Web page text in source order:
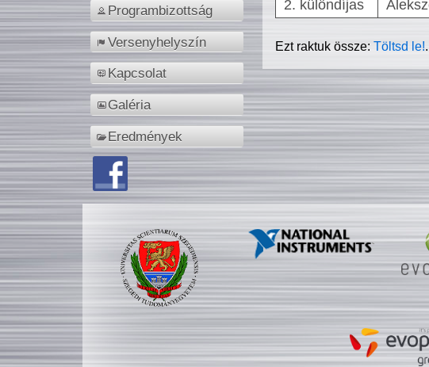
Programbizottság
Versenyhelyszín
Kapcsolat
Galéria
Eredmények
2. különdíjas
Ezt raktuk össze:Töltsd le!.